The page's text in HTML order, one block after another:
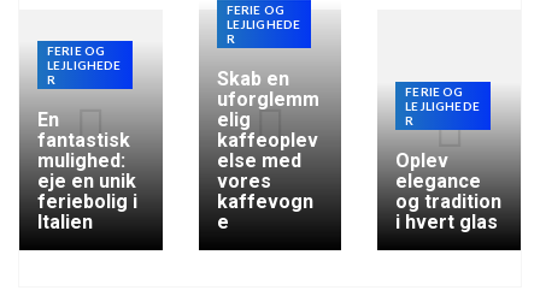
FERIE OG
LEJLIGHEDE
R
En
fantastisk
mulighed:
eje en unik
feriebolig i
Italien
FERIE OG
LEJLIGHEDE
R
Skab en
uforglemm
elig
kaffeoplev
else med
vores
kaffevogn
e
FERIE OG
LEJLIGHEDE
R
Oplev
elegance
og tradition
i hvert glas